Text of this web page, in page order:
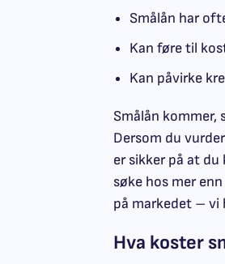
Smålån har
Kan føre til
Kan påvirke
Smålån kommer,
Dersom du
er sikker på at
søke hos mer
på markedet – vi
Hva koster